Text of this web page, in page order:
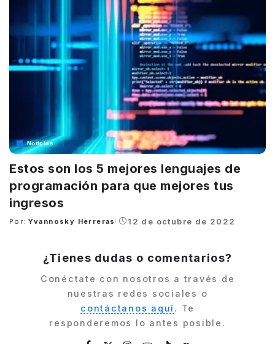
Noticias
Estos son los 5 mejores lenguajes de
programación para que mejores tus
ingresos
Posted
Por: Yvannosky Herreras 12 de octubre de 2022
¿Tienes dudas o comentarios?
Conéctate con nosotros a través de
nuestras redes sociales o
contáctanos aquí. Te
responderemos lo antes posible.